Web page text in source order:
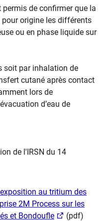
de confirmer que la
origine les différents
ou en phase liquide sur
soit par inhalation de
cutané après contact
lors de
d’eau de
de l'IRSN du 14
au tritium des
2M Process sur les
et Bondoufle
(pdf)